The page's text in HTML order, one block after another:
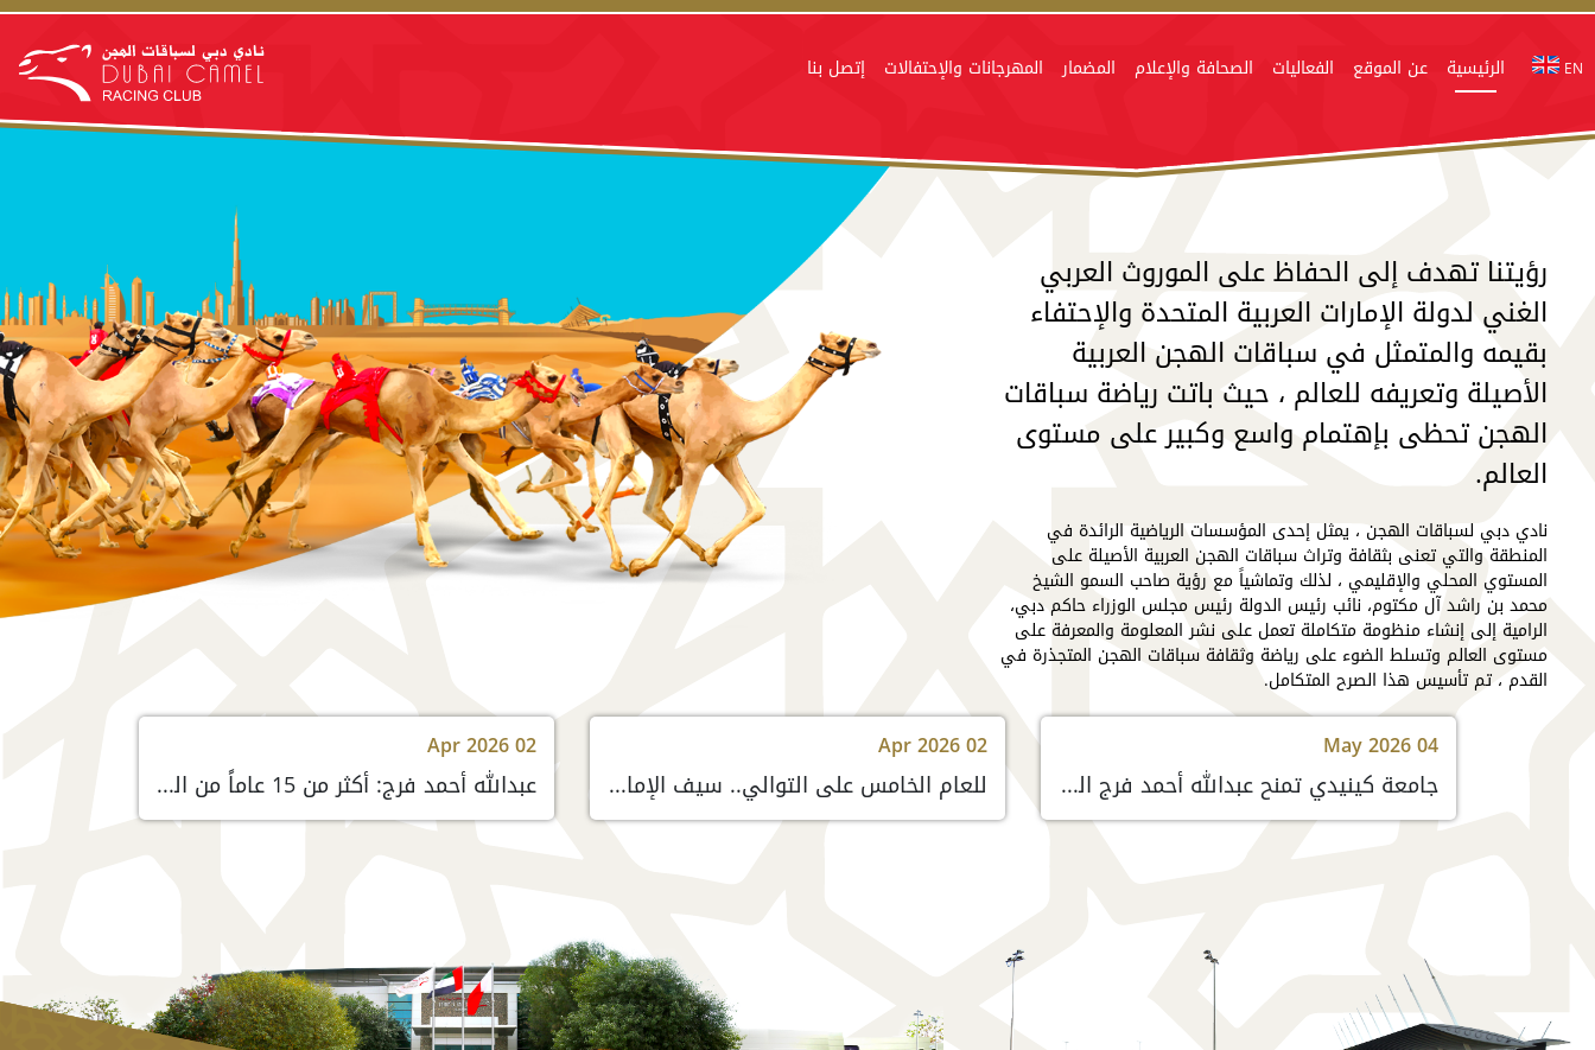
الرئيسية عن الموقع الفعاليات الصحافة والإعلام المضمار المهرجانات والإحتفالات إتصل بنا EN
رؤيتنا تهدف إلى الحفاظ على الموروث العربي
الغني لدولة الإمارات العربية المتحدة والإحتفاء
بقيمه والمتمثل في سباقات الهجن العربية
الأصيلة وتعريفه للعالم ، حيث باتت رياضة سباقات
الهجن تحظى بإهتمام واسع وكبير على مستوى
العالم.
نادي دبي لسباقات الهجن ، يمثل إحدى المؤسسات الرياضية الرائدة في
المنطقة والتي تعنى بثقافة وتراث سباقات الهجن العربية الأصيلة على
المستوي المحلي والإقليمي ، لذلك وتماشياً مع رؤية صاحب السمو الشيخ
محمد بن راشد آل مكتوم، نائب رئيس الدولة رئيس مجلس الوزراء حاكم دبي،
الرامية إلى إنشاء منظومة متكاملة تعمل على نشر المعلومة والمعرفة على
مستوى العالم وتسلط الضوء على رياضة وثقافة سباقات الهجن المتجذرة في
القدم ، تم تأسيس هذا الصرح المتكامل.
May 2026 04
جامعة كينيدي تمنح عبدالله أحمد فرج الدكتوراة الفخرية في الإعلام والتسويق الاسترا�
Apr 2026 02
للعام الخامس على التوالي.. سيف الإمارات بقبضة هجن الرئاسة و«ريماس» سيدة الختام
Apr 2026 02
عبدالله أحمد فرج: أكثر من 15 عاماً من الشراكة مع "الطاير للسيارات" عززت نجاحات ختامي